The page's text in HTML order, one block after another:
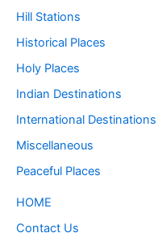
Hill Stations
Historical Places
Holy Places
Indian Destinations
International Destinations
Miscellaneous
Peaceful Places
HOME
Contact Us